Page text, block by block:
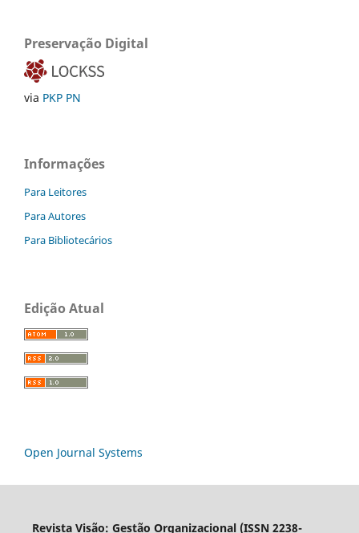
Preservação Digital
via PKP PN
Informações
Para Leitores
Para Autores
Para Bibliotecários
Edição Atual
Open Journal Systems
Revista Visão: Gestão Organizacional (ISSN 2238-